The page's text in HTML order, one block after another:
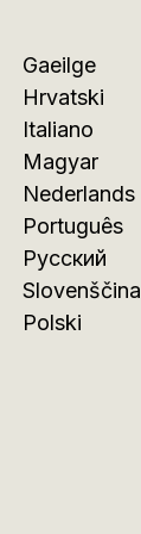
Gaeilge
Hrvatski
Italiano
Magyar
Nederlands
Português
Русский
Slovenščina
Polski